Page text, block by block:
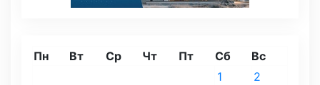
Пн Вт Ср Чт Пт Сб Вс
1
2